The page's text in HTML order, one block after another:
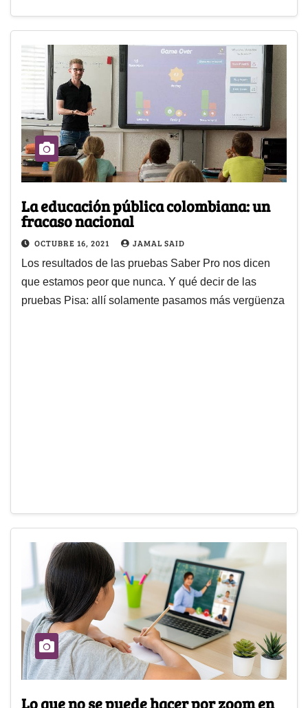
La educación pública colombiana: un
fracaso nacional
OCTUBRE 16, 2021 JAMAL SAID
Los resultados de las pruebas Saber Pro nos dicen
que estamos peor que nunca. Y qué decir de las
pruebas Pisa: allí solamente pasamos más vergüenza
Lo que no se puede hacer por zoom en